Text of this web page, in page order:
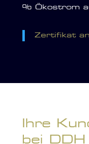
% Ökostrom
Zertifikat
Ihre
bei DDH